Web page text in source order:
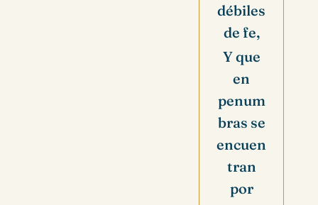
débiles
de fe,
Y que
en
penum
bras se
encuen
tran
por